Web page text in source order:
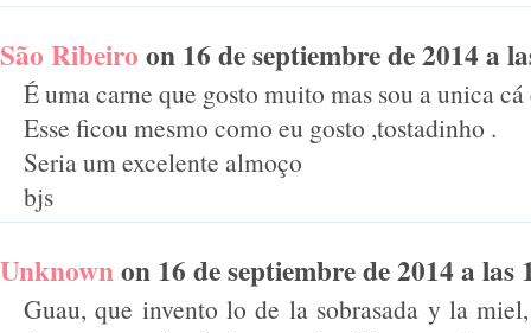
São Ribeiro on 16 de septiembre de 2014 a
É uma carne que gosto muito mas sou a unica
Esse ficou mesmo como eu gosto ,tostadinho .
Seria um excelente almoço
bjs
Unknownon 16 de septiembre de 2014 a las
Guau, que invento lo de la sobrasada y la